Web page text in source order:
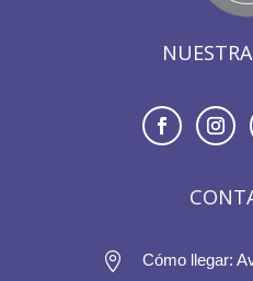
 Cómo llegar: